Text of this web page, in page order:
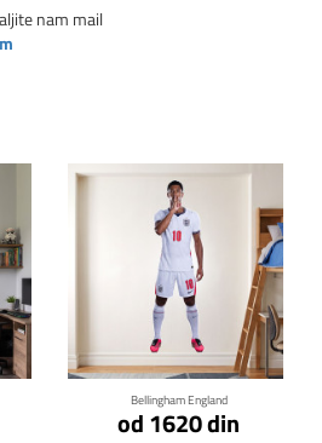
nam mail
Bellingham England
od 1620 din
Klikni za detalje